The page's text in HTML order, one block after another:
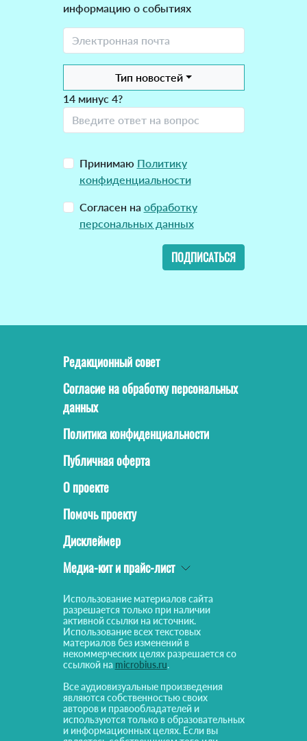
информацию о событиях
Тип новостей
14 минус 4?
Принимаю Политику
конфиденциальности
Согласен на обработку
персональных данных
ПОДПИСАТЬСЯ
Редакционный совет
Согласие на обработку персональных
данных
Политика конфиденциальности
Публичная оферта
О проекте
Помочь проекту
Дисклеймер
Медиа-кит и прайс-лист
Использование материалов сайта
разрешается только при наличии
активной ссылки на источник.
Использование всех текстовых
материалов без изменений в
некоммерческих целях разрешается со
ссылкой на microbius.ru.
Все аудиовизуальные произведения
являются собственностью своих
авторов и правообладателей и
используются только в образовательных
и информационных целях. Если вы